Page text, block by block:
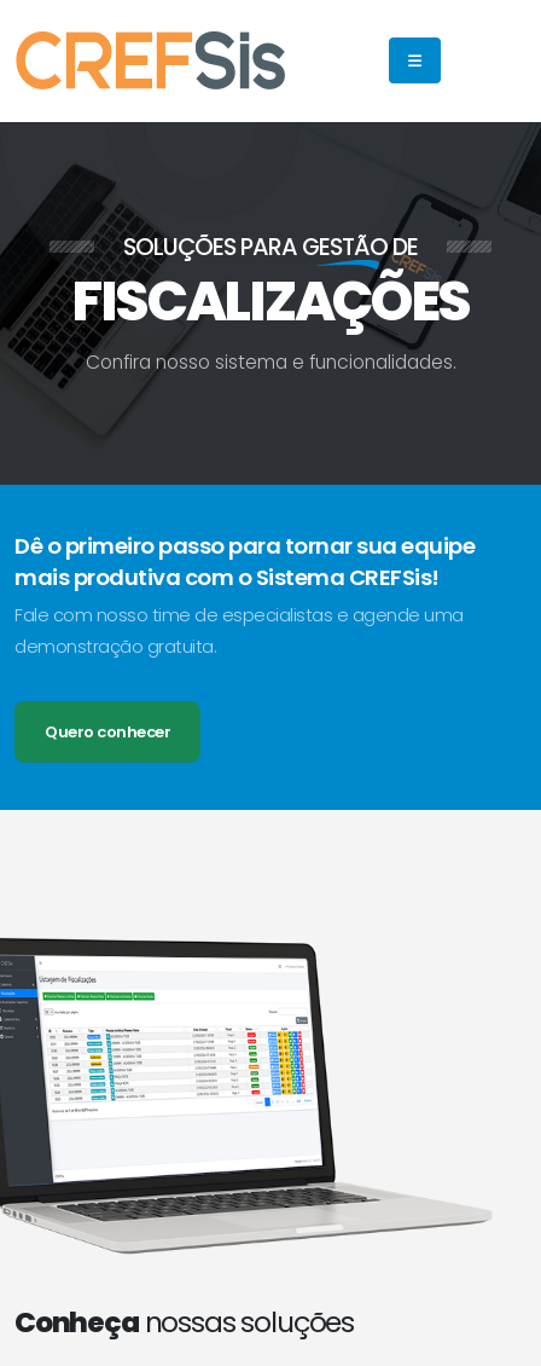
SOLUÇÕES PARAGESTÃODE
FISCALIZAÇÕES
Confira nosso sistema e funcionalidades.
Dê o primeiro passo para tornar sua equipe
mais produtiva com o Sistema CREFSis!
Fale com nosso time de especialistas e agende uma
demonstração gratuita.
Quero conhecer
Conheçanossas soluções